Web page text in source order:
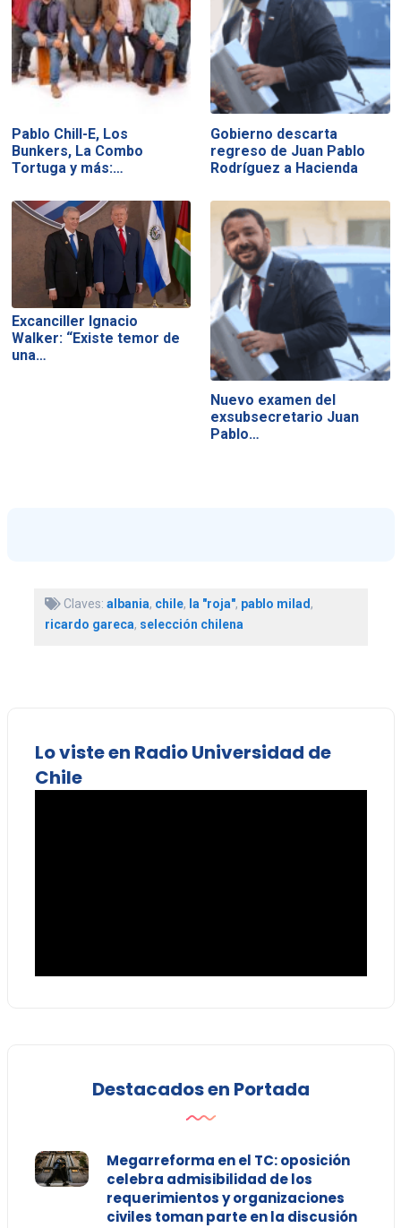
Pablo Chill-E, Los
Bunkers, La Combo
Tortuga y más:…
Gobierno descarta
regreso de Juan Pablo
Rodríguez a Hacienda
Excanciller Ignacio
Walker: “Existe temor de
una…
Nuevo examen del
exsubsecretario Juan
Pablo…
Claves: albania, chile, la "roja", pablo milad,
ricardo gareca, selección chilena
Lo viste en Radio Universidad de
Chile
Destacados en Portada
Megarreforma en el TC: oposición
celebra admisibilidad de los
requerimientos y organizaciones
civiles toman parte en la discusión